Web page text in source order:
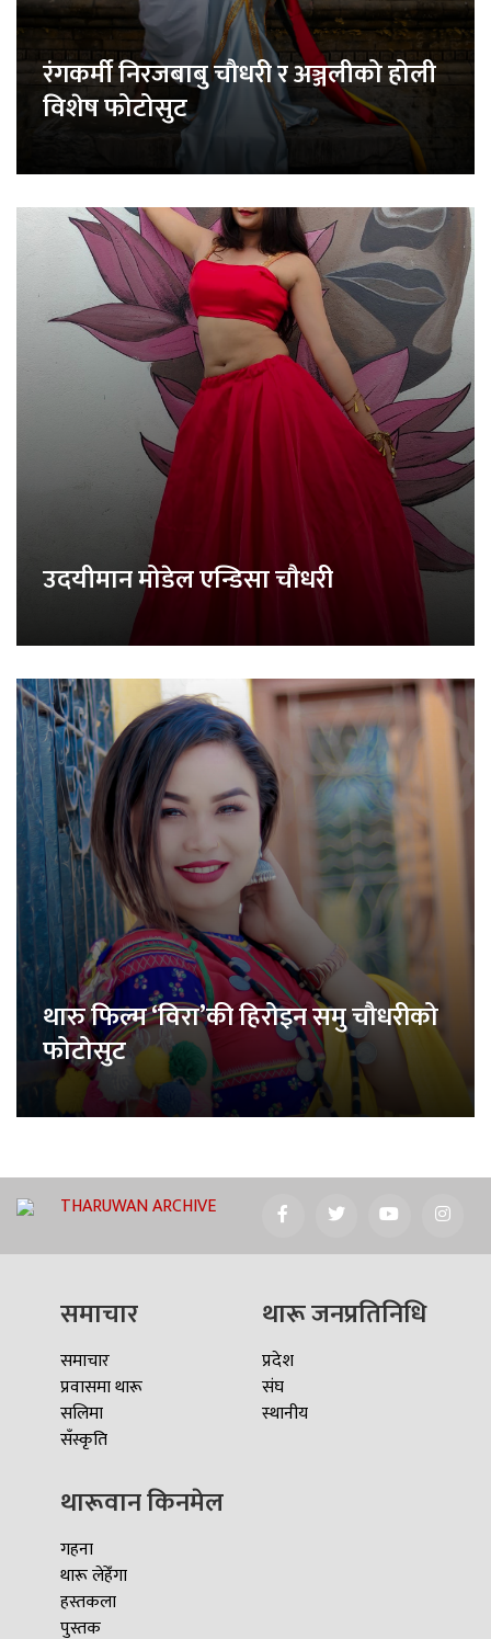
रंगकर्मी निरजबाबु चौधरी र अञ्जलीको होली
विशेष फोटोसुट
उदयीमान मोडेल एन्डिसा चौधरी
थारु फिल्म ‘विरा’की हिरोइन समु चौधरीको
फोटोसुट
THARUWAN ARCHIVE
समाचार
समाचार
प्रवासमा थारू
सलिमा
सँस्कृति
थारू जनप्रतिनिधि
प्रदेश
संघ
स्थानीय
थारूवान किनमेल
गहना
थारू लेहेँगा
हस्तकला
पुस्तक